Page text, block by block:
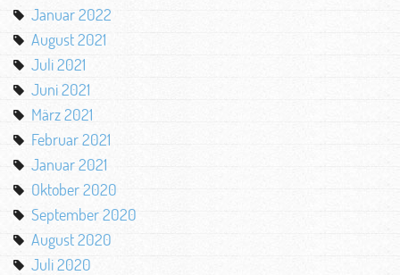
Januar 2022
August 2021
Juli 2021
Juni 2021
März 2021
Februar 2021
Januar 2021
Oktober 2020
September 2020
August 2020
Juli 2020